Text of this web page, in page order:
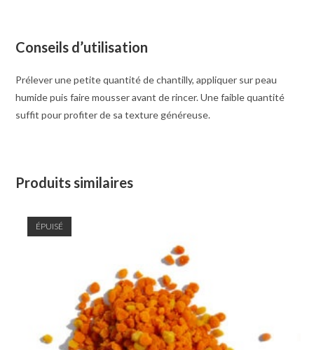
Conseils d’utilisation
Prélever une petite quantité de chantilly, appliquer sur peau
humide puis faire mousser avant de rincer. Une faible quantité
suffit pour profiter de sa texture généreuse.
Produits similaires
ÉPUISÉ